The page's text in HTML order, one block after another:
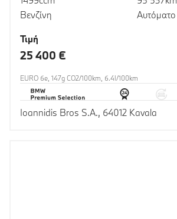
Βενζίνη
Αυτόματο
Τιμή
25 400 €
EURO 6e, 147g CO2/100km, 6.4l/100km
Ioannidis Bros S.A., 64012 Kavala